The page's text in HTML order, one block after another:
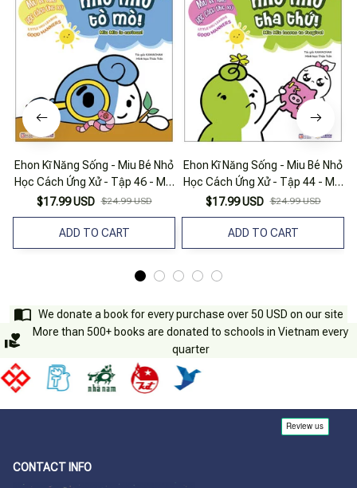
Ehon Kĩ Năng Sống - Miu Bé Nhỏ
Học Cách Ứng Xử - Tập 46 - Miu
Miu Tò Mò
$17.99 USD $24.99 USD
ADD TO CART
Ehon Kĩ Năng Sống - Miu Bé Nhỏ
Học Cách Ứng Xử - Tập 44 - Miu
Miu Tha Thứ!
$17.99 USD $24.99 USD
ADD TO CART
We donate a book for every purchase over 50 USD on our site
More than 500+ books are donated to schools in Vietnam every
quarter
CONTACT INFO